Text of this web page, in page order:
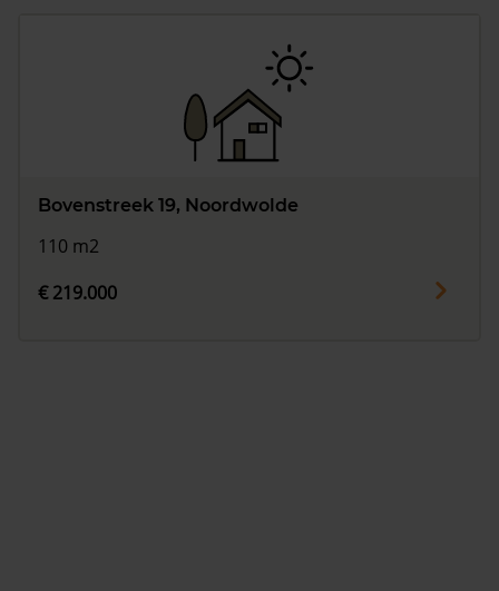
Bovenstreek 19, Noordwolde
110 m2
€ 219.000